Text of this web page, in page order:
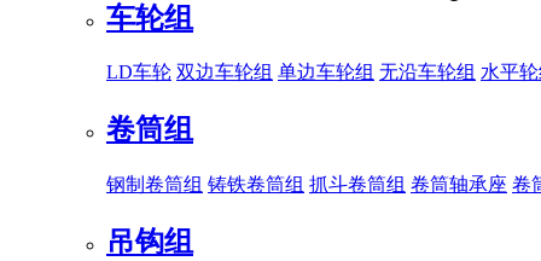
车轮组
LD车轮 双边车轮组 单边车轮组 无沿车轮组 水平
卷筒组
钢制卷筒组 铸铁卷筒组 抓斗卷筒组 卷筒轴承座 卷
吊钩组